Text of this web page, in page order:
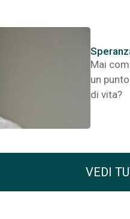
Mai
un
di vita?
VEDI